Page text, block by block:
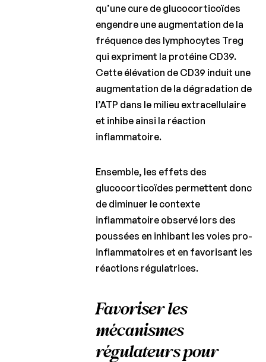
qu’une cure de glucocorticoïdes
engendre une augmentation de la
fréquence des lymphocytes Treg
qui expriment la protéine CD39.
Cette élévation de CD39 induit une
augmentation de la dégradation de
l’ATP dans le milieu extracellulaire
et inhibe ainsi la réaction
inflammatoire.
Ensemble, les effets des
glucocorticoïdes permettent donc
de diminuer le contexte
inflammatoire observé lors des
poussées en inhibant les voies pro-
inflammatoires et en favorisant les
réactions régulatrices.
Favoriser les
mécanismes
régulateurs pour